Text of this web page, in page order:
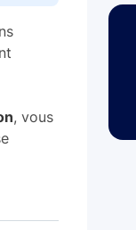
, vous